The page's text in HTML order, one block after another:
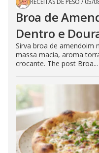
RECEITAS DE PESO / 05/
Broa de
Dentro e
Sirva broa de amendoim
massa macia, aroma
crocante. The post Broa...